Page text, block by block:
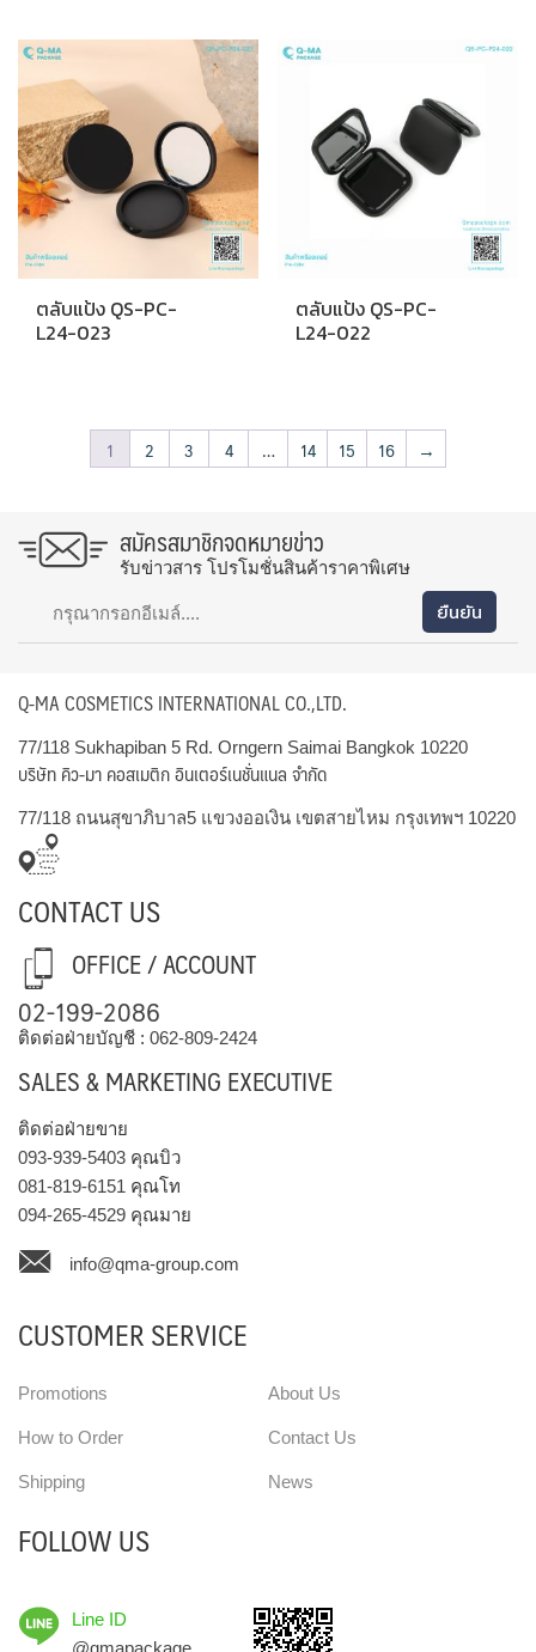
ตลับแป้ง QS-PC-
L24-023
ตลับแป้ง QS-PC-
L24-022
1 2 3 4 … 14 15 16 →
สมัครสมาชิกจดหมายข่าว
รับข่าวสาร โปรโมชั่นสินค้าราคาพิเศษ
Q-MA COSMETICS INTERNATIONAL CO.,LTD.
77/118 Sukhapiban 5 Rd. Orngern Saimai Bangkok 10220
บริษัท คิว-มา คอสเมติก อินเตอร์เนชั่นแนล จำกัด
77/118 ถนนสุขาภิบาล5 แขวงออเงิน เขตสายไหม กรุงเทพฯ 10220
CONTACT US
OFFICE / ACCOUNT
02-199-2086
ติดต่อฝ่ายบัญชี : 062-809-2424
SALES & MARKETING EXECUTIVE
ติดต่อฝ่ายขาย
093-939-5403 คุณบิว
081-819-6151 คุณโท
094-265-4529 คุณมาย
info@qma-group.com
CUSTOMER SERVICE
Promotions
How to Order
Shipping
About Us
Contact Us
News
FOLLOW US
Line ID
@qmapackage